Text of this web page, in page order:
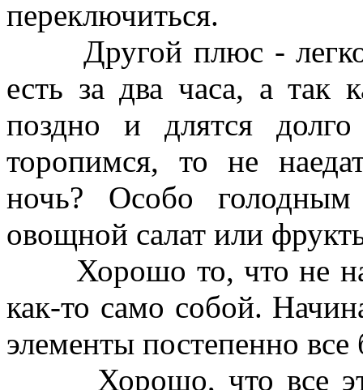
переключиться.
Другой плюс - легко
есть за два часа, а так
поздно и длятся
торопимся, то не
ночь? Особо голодным
овощной салат или
Хорошо то, что не
как-то само собой.
элементы постепенно
Хорошо, что все это